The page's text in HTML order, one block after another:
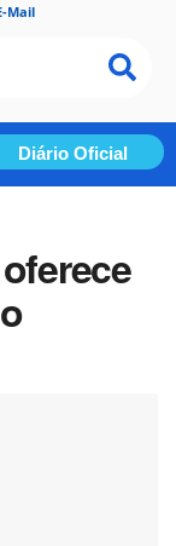
Mail
Diário Oficial